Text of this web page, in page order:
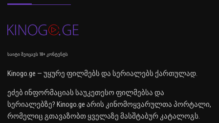
საიტი შეიცავს 18+ კონტენტს
Kinogo.ge — უყურე ფილმებს და სერიალებს ქართულად.
ეძებ ინფორმაციას საუკეთესო ფილმებსა და
სერიალებზე? Kinogo.ge არის კინომოყვარულთა პორტალი,
რომელიც გთავაზობთ ყველაზე მასშტაბურ კატალოგს.